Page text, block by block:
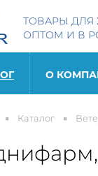
ТОВАРЫ
ОПТОМ И В
О
каталог